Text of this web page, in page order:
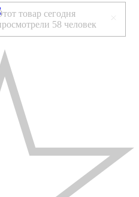
товар сегодня
58 человек